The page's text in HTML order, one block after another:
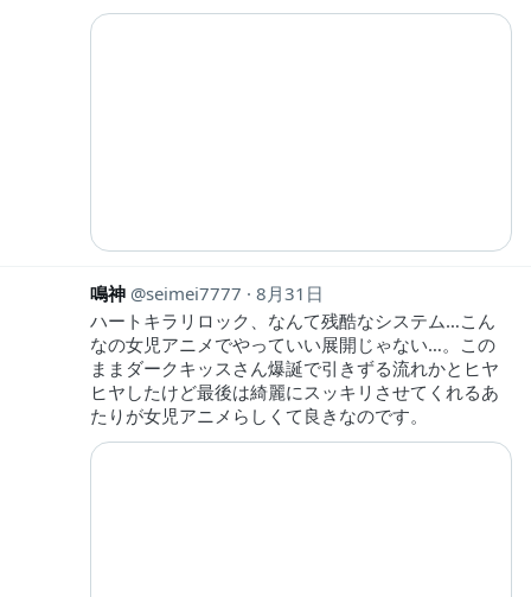
鳴神 seimei7777
8月31日
ハートキラリロック、なんて残酷なシステム…こん
なの女児アニメでやっていい展開じゃない…。この
ままダークキッスさん爆誕で引きずる流れかとヒヤ
ヒヤしたけど最後は綺麗にスッキリさせてくれるあ
たりが女児アニメらしくて良きなのです。